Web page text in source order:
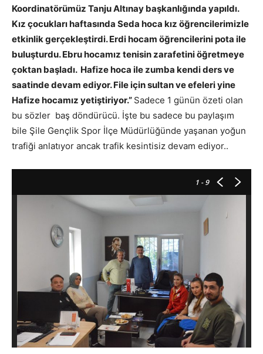
Koordinatörümüz Tanju Altınay başkanlığında yapıldı.
Kız çocukları haftasında Seda hoca kız öğrencilerimizle
etkinlik gerçekleştirdi. Erdi hocam öğrencilerini pota ile
buluşturdu. Ebru hocamız tenisin zarafetini öğretmeye
çoktan başladı. Hafize hoca ile zumba kendi ders ve
saatinde devam ediyor. File için sultan ve efeleri yine
Hafize hocamız yetiştiriyor.” Sadece 1 günün özeti olan
bu sözler baş döndürücü. İşte bu sadece bu paylaşım
bile Şile Gençlik Spor İlçe Müdürlüğünde yaşanan yoğun
trafiği anlatıyor ancak trafik kesintisiz devam ediyor..
1 - 9